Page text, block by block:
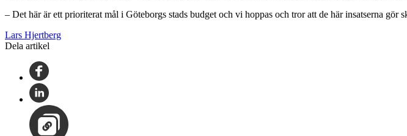
– Det här är ett prioriterat mål i Göteborgs stads budget och vi hoppas och tror att de här insatserna gör
Lars Hjertberg
Dela artikel